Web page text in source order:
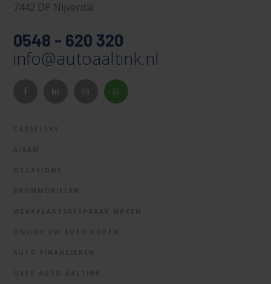
7442 DP Nijverdal
0548 - 620 320
info@autoaaltink.nl